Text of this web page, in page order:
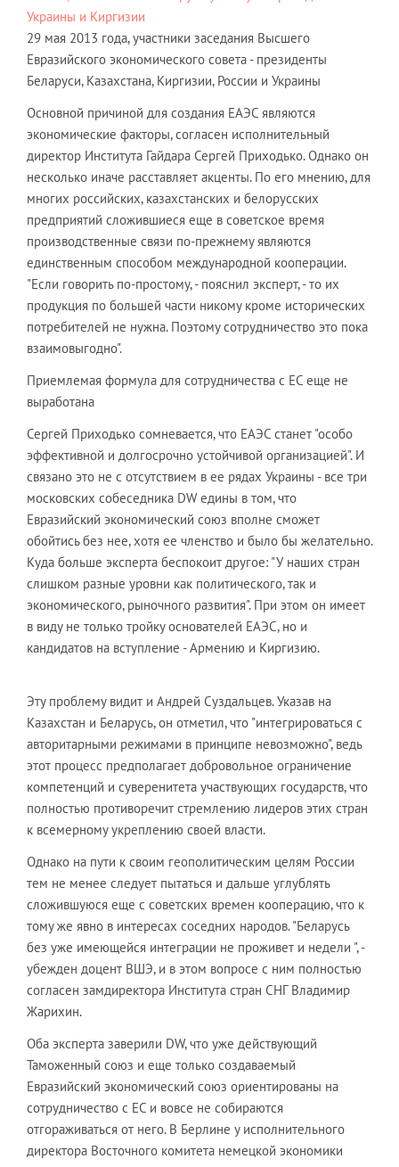
29 мая 2013 года, участники заседания Высшего
Евразийского экономического совета - президенты
Беларуси, Казахстана, Киргизии, России и Украины
Основной причиной для создания ЕАЭС являются
экономические факторы, согласен исполнительный
директор Института Гайдара Сергей Приходько. Однако он
несколько иначе расставляет акценты. По его мнению, для
многих российских, казахстанских и белорусских
предприятий сложившиеся еще в советское время
производственные связи по-прежнему являются
единственным способом международной кооперации.
"Если говорить по-простому, - пояснил эксперт, - то их
продукция по большей части никому кроме исторических
потребителей не нужна. Поэтому сотрудничество это пока
взаимовыгодно".
Приемлемая формула для сотрудничества с ЕС еще не
выработана
Сергей Приходько сомневается, что ЕАЭС станет "особо
эффективной и долгосрочно устойчивой организацией". И
связано это не с отсутствием в ее рядах Украины - все три
московских собеседника DW едины в том, что
Евразийский экономический союз вполне сможет
обойтись без нее, хотя ее членство и было бы желательно.
Куда больше эксперта беспокоит другое: "У наших стран
слишком разные уровни как политического, так и
экономического, рыночного развития". При этом он имеет
в виду не только тройку основателей ЕАЭС, но и
кандидатов на вступление - Армению и Киргизию.
Эту проблему видит и Андрей Суздальцев. Указав на
Казахстан и Беларусь, он отметил, что "интегрироваться с
авторитарными режимами в принципе невозможно", ведь
этот процесс предполагает добровольное ограничение
компетенций и суверенитета участвующих государств, что
полностью противоречит стремлению лидеров этих стран
к всемерному укреплению своей власти.
Однако на пути к своим геополитическим целям России
тем не менее следует пытаться и дальше углублять
сложившуюся еще с советских времен кооперацию, что к
тому же явно в интересах соседних народов. "Беларусь
без уже имеющейся интеграции не проживет и недели ", -
убежден доцент ВШЭ, и в этом вопросе с ним полностью
согласен замдиректора Института стран СНГ Владимир
Жарихин.
Оба эксперта заверили DW, что уже действующий
Таможенный союз и еще только создаваемый
Евразийский экономический союз ориентированы на
сотрудничество с ЕС и вовсе не собираются
отгораживаться от него. В Берлине у исполнительного
директора Восточного комитета немецкой экономики